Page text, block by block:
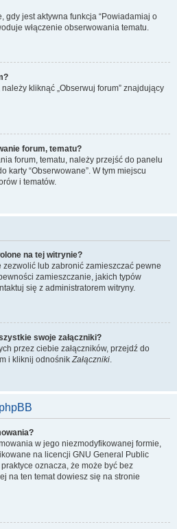
gdy jest aktywna funkcja “Powiadamiaj o
włączenie obserwowania tematu.
kliknąć „Obserwuj forum” znajdujący
forum, tematu?
forum, tematu, należy przejść do panelu
karty “Obserwowane”. W tym miejscu
i tematów.
na tej witrynie?
zezwolić lub zabronić zamieszczać pewne
zamieszczanie, jakich typów
się z administratorem witryny.
swoje załączniki?
przez ciebie załączników, przejdź do
i kliknij odnośnikZałączniki.
w jego niezmodyfikowanej formie,
na licencji GNU General Public
oznacza, że może być bez
na ten temat dowiesz się na stronie